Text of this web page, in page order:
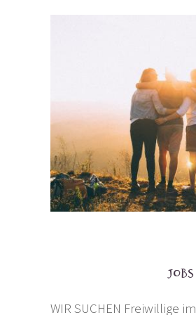
Jobs
WIR SUCHEN Freiwillige im